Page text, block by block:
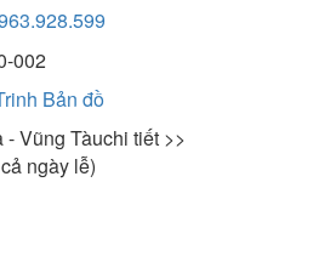
002
Bản đồ
- Vũng Tàuchi tiết >>
ngày lễ)